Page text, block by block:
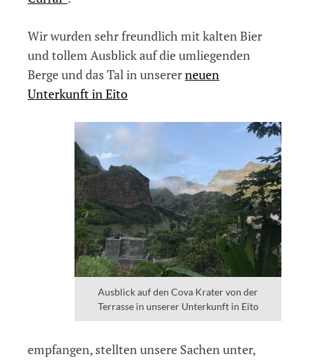
Wir wurden sehr freundlich mit kalten Bier
und tollem Ausblick auf die umliegenden
Berge und das Tal in unsererneuen
Unterkunft in Eito
Ausblick auf den Cova Krater von der
Terrasse in unserer Unterkunft in Eito
empfangen, stellten unsere Sachen unter,